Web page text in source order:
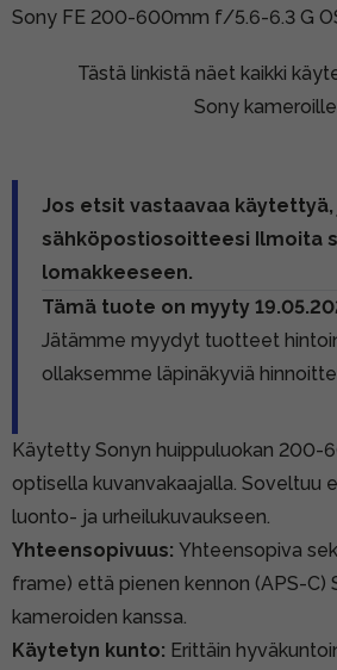
Sony FE 200-600mm f/5.6-6.3 G
Tästä linkistä näet kaikki
Sony
Jos etsit vastaavaa
sähköpostiosoitteesi Ilmoita
lomakkeeseen.
Tämä tuote on myyty
Jätämme myydyt tuotteet
ollaksemme läpinäkyviä
Käytetty Sonyn huippuluokan
optisella kuvanvakaajalla. Soveltuu
luonto- ja urheilukuvaukseen.
Yhteensopivuus: Yhteensopiva
frame) että pienen kennon (APS-C)
kameroiden kanssa.
Käytetyn kunto: Erittäin